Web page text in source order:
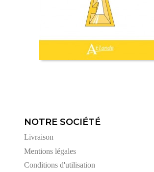
NOTRE SOCIÉTÉ
Livraison
Mentions légales
Conditions d'utilisation